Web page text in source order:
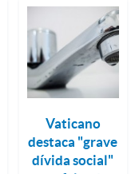
Vaticano
destaca "grave
dívida social"